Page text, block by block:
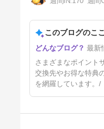
定ユーザーがメリット
ットを解説【Amazon
る】
8ヶ月前このブログのこ
最新
さまざまなポイント
交換先やお得な特典
を網羅しています。/